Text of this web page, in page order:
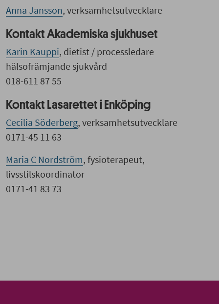
Anna Jansson, verksamhetsutvecklare
Kontakt Akademiska sjukhuset
Karin Kauppi, dietist / processledare
hälsofrämjande sjukvård
018-611 87 55
Kontakt Lasarettet i Enköping
Cecilia Söderberg, verksamhetsutvecklare
0171-45 11 63
Maria C Nordström, fysioterapeut,
livsstilskoordinator
0171-41 83 73